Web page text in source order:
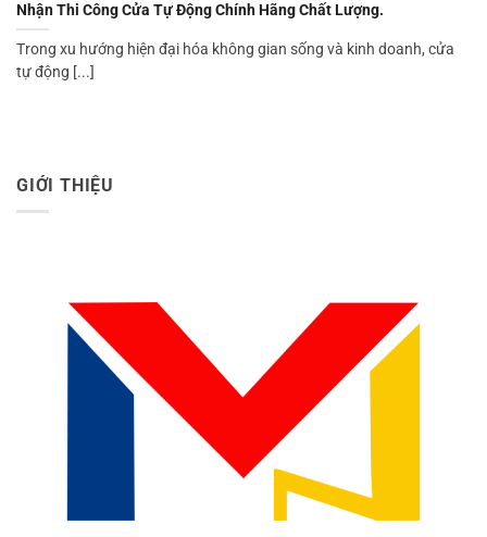
Nhận Thi Công Cửa Tự Động Chính Hãng Chất Lượng.
Trong xu hướng hiện đại hóa không gian sống và kinh doanh, cửa
tự động [...]
GIỚI THIỆU